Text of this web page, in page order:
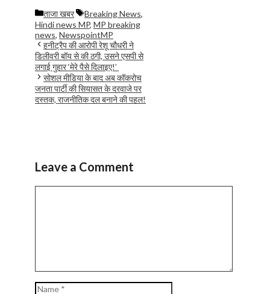
Categories
ताजा खबर Tags
Breaking News,
Hindi news MP, MP breaking
news, NewspointMP
हनीट्रैप की आरोपी रेशू चौधरी ने
डिलीवरी बॉय से की ठगी, उसने एसपी से
लगाई गुहार ‘मेरे पैसे दिलाइए!’
सोशल मीडिया के बाद अब कॉकरोच
जनता पार्टी की सियासत के दरवाजे पर
दस्तक, राजनीतिक दल बनाने की पहल!
Leave a Comment
Name